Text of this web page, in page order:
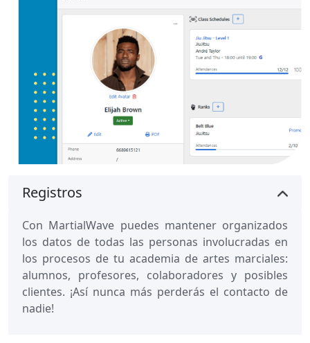
Registros
Con MartialWave puedes mantener organizados
los datos de todas las personas involucradas en
los procesos de tu academia de artes marciales:
alumnos, profesores, colaboradores y posibles
clientes. ¡Así nunca más perderás el contacto de
nadie!